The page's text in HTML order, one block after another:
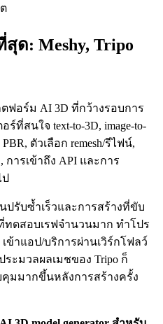
ด: Meshy, Tripo
ฟอร์ม AI 3D ที่กว้างรอบการ
ร์ที่สนใจ text-to-3D, image-to-
ตัวเลือก remesh/รีไฟน์,
ารเข้าถึง API และการ
ปรับซ้ำเร็วและการสร้างที่ขับ
ทดสอบเรฟจำนวนมาก ทำโปร
ข้าแอป/บริการผ่านเวิร์กโฟลว์
ะมวลผลเมชของ Tripo ก็
มมากขึ้นหลังการสร้างครั้ง